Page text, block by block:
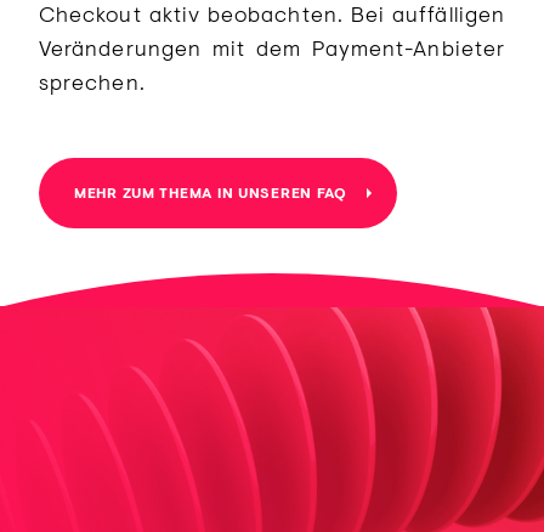
Checkout aktiv beobachten. Bei auffälligen
Veränderungen mit dem Payment-Anbieter
sprechen.
MEHR ZUM THEMA IN UNSEREN FAQ